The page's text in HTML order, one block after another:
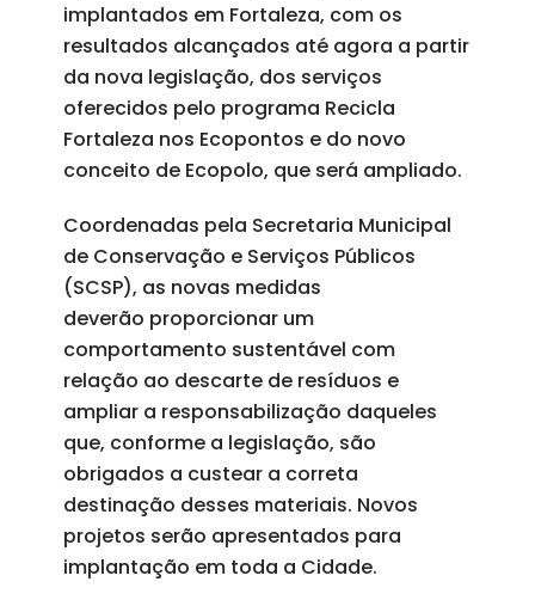
implantados em Fortaleza, com os
resultados alcançados até agora a partir
da nova legislação, dos serviços
oferecidos pelo programa Recicla
Fortaleza nos Ecopontos e do novo
conceito de Ecopolo, que será ampliado.
Coordenadas pela Secretaria Municipal
de Conservação e Serviços Públicos
(SCSP), as novas medidas
deverão proporcionar um
comportamento sustentável com
relação ao descarte de resíduos e
ampliar a responsabilização daqueles
que, conforme a legislação, são
obrigados a custear a correta
destinação desses materiais. Novos
projetos serão apresentados para
implantação em toda a Cidade.